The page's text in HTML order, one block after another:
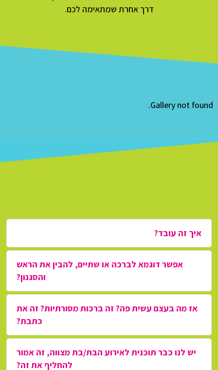
דרך אחרת שמתאימה לכם.
Gallery not
איך זה עובד?
אפשר דוגמא לברכה או שתיים, להבין את הראש
והסגנון?
אז מה בעצם עשית פה? זה ברכות מסורתיות? זה את
כתבת?
יש לנו כבר תוכנית לאירוע הבת/בת מצווה, זה אמור
להחליף את זה?